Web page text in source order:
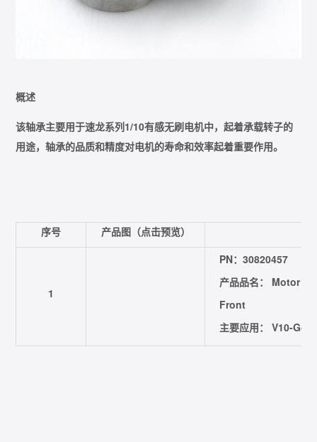
概述
该轴承主要用于速龙系列1/10有感无刷电机中，起着承载转子的
用途，轴承的品质和精度对电机的寿命和效率起着重要作用。
序号 产品图（点击预览）
1
PN：30820457
产品品名： Motor
Front
主要应用： V10-